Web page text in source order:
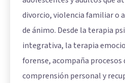
divorcio, violencia familiar o
de ánimo. Desde la terapia
integrativa, la terapia
forense, acompaña
comprensión personal y